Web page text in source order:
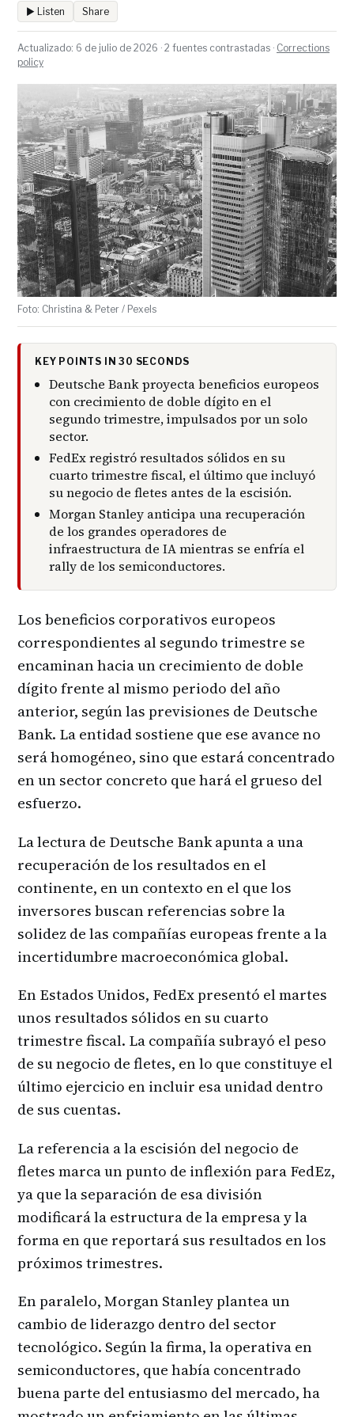
▶ Listen Share
Actualizado: 6 de julio de 2026 · 2 fuentes contrastadas · Corrections
policy
Foto: Christina & Peter / Pexels
KEY POINTS IN 30 SECONDS
Deutsche Bank proyecta beneficios europeos
con crecimiento de doble dígito en el
segundo trimestre, impulsados por un solo
sector.
FedEx registró resultados sólidos en su
cuarto trimestre fiscal, el último que incluyó
su negocio de fletes antes de la escisión.
Morgan Stanley anticipa una recuperación
de los grandes operadores de
infraestructura de IA mientras se enfría el
rally de los semiconductores.
Los beneficios corporativos europeos
correspondientes al segundo trimestre se
encaminan hacia un crecimiento de doble
dígito frente al mismo periodo del año
anterior, según las previsiones de Deutsche
Bank. La entidad sostiene que ese avance no
será homogéneo, sino que estará concentrado
en un sector concreto que hará el grueso del
esfuerzo.
La lectura de Deutsche Bank apunta a una
recuperación de los resultados en el
continente, en un contexto en el que los
inversores buscan referencias sobre la
solidez de las compañías europeas frente a la
incertidumbre macroeconómica global.
En Estados Unidos, FedEx presentó el martes
unos resultados sólidos en su cuarto
trimestre fiscal. La compañía subrayó el peso
de su negocio de fletes, en lo que constituye el
último ejercicio en incluir esa unidad dentro
de sus cuentas.
La referencia a la escisión del negocio de
fletes marca un punto de inflexión para FedEz,
ya que la separación de esa división
modificará la estructura de la empresa y la
forma en que reportará sus resultados en los
próximos trimestres.
En paralelo, Morgan Stanley plantea un
cambio de liderazgo dentro del sector
tecnológico. Según la firma, la operativa en
semiconductores, que había concentrado
buena parte del entusiasmo del mercado, ha